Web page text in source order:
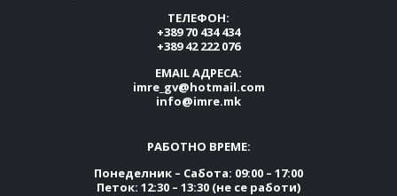
ТЕЛЕФОН:
+389 70 434 434
+389 42 222 076
EMAIL АДРЕСА:
imre_gv@hotmail.com
info@imre.mk
РАБОТНО ВРЕМЕ:
Понеделник – Сабота: 09:00 – 17:00
Петок: 12:30 – 13:30 (не се работи)